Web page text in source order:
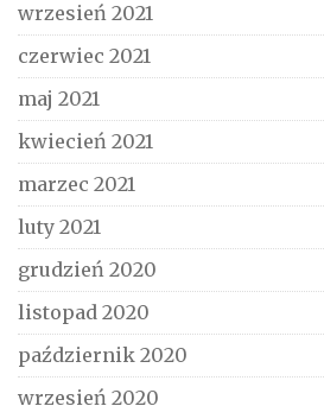
wrzesień 2021
czerwiec 2021
maj 2021
kwiecień 2021
marzec 2021
luty 2021
grudzień 2020
listopad 2020
październik 2020
wrzesień 2020